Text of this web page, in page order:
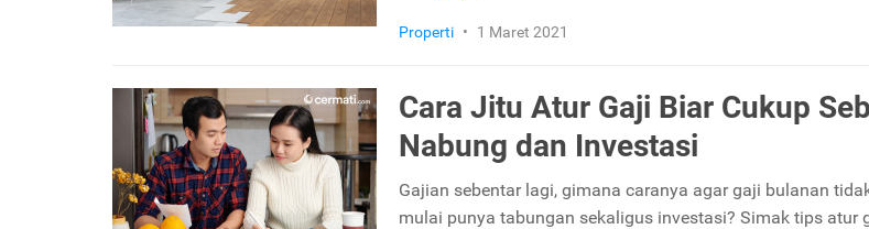
Properti • 1 Maret 2021
Cara Jitu Atur Gaji Biar Cukup
Nabung dan Investasi
Gajian sebentar lagi, gimana caranya agar gaji bulanan
mulai punya tabungan sekaligus investasi? Simak tips atur